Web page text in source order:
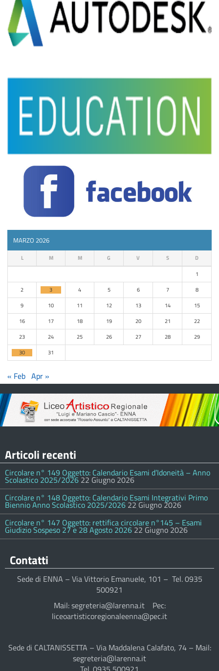
MARZO 2026
L M M G V S D
1
2
3 4 5 6 7
8
9
10 11 12 13 14
15
16
17 18 19 20 21
22
23
24 25 26 27 28
29
30
31
« Feb Apr »
Articoli recenti
Circolare n° 149 Oggetto: Calendario Esami d’Idoneità – Anno
Scolastico 2025/2026 22 Giugno 2026
Circolare n° 148 Oggetto: Calendario Esami Integrativi Primo
Biennio Anno Scolastico 2025/2026 22 Giugno 2026
Circolare n° 147 Oggetto: rettifica circolare n°145 – Esami
Giudizio Sospeso 27 e 28 Agosto 2026 22 Giugno 2026
Contatti
Sede di ENNA – Via Vittorio Emanuele, 101 – Tel. 0935
500921
Mail: segreteria@larenna.it Pec:
liceoartisticoregionaleenna@pec.it
Sede di CALTANISSETTA – Via Maddalena Calafato, 74 – Mail:
segreteria@larenna.it